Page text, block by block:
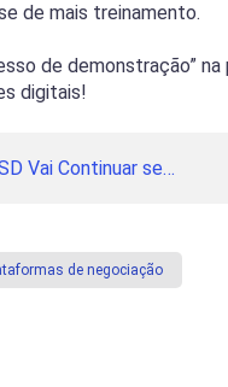
de mais treinamento.
de demonstração”
digitais!
Vai Continuar se
de negociação